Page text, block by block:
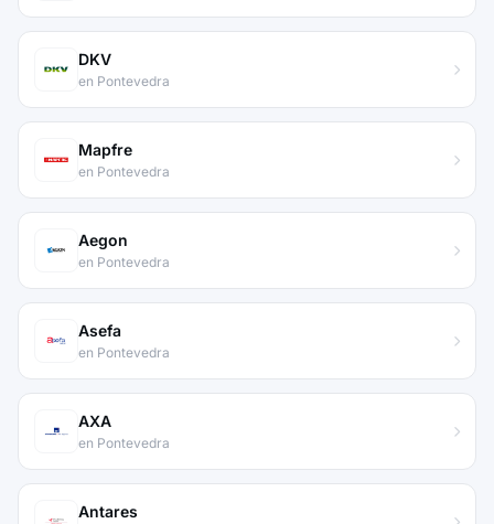
DKV
en Pontevedra
Mapfre
en Pontevedra
Aegon
en Pontevedra
Asefa
en Pontevedra
AXA
en Pontevedra
Antares